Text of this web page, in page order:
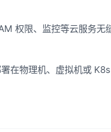
权限、监控等云服务无
在物理机、虚拟机或